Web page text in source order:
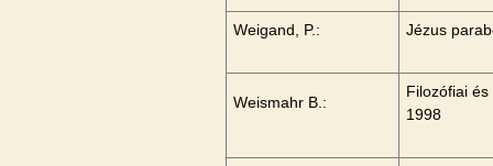
Weigand, P.: Jézus
Weismahr B.:
Filozófiai
1998